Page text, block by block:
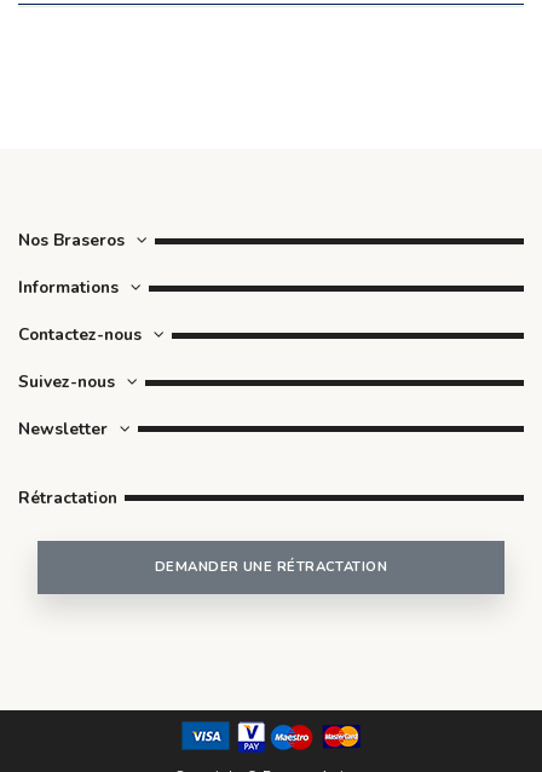
Nos Braseros
Informations
Contactez-nous
Suivez-nous
Newsletter
Rétractation
DEMANDER UNE RÉTRACTATION